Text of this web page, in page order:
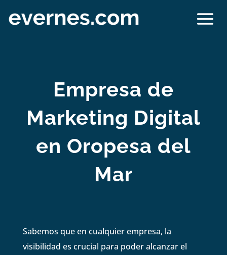
Empresa de
Marketing Digital
en Oropesa del
Mar
Sabemos que en cualquier empresa, la
visibilidad es crucial para poder alcanzar el